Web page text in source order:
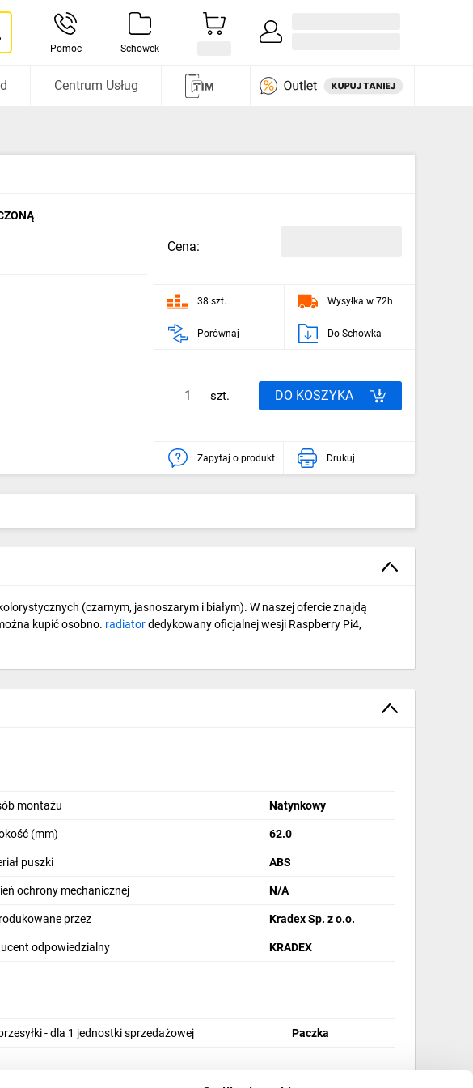
Pomoc Schowek
Centrum Usług
Cena:
38 szt. Wysyłka w 72h
Porównaj Do Schowka
szt. DO KOSZYKA
Zapytaj o produkt Drukuj
(czarnym, jasnoszarym i białym). W naszej ofercie znajdą
kupić osobno. radiatordedykowany oficjalnej wesji Raspberry Pi4,
montażu Natynkowy
(mm) 62.0
puszki ABS
ochrony mechanicznej N/A
przez Kradex Sp. z o.o.
odpowiedzialny KRADEX
- dla 1 jednostki sprzedażowej Paczka